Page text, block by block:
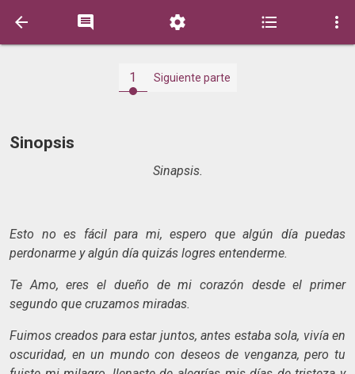
    
1 Siguiente parte
Sinopsis
Sinapsis.
Esto no es fácil para mi, espero que algún día puedas
perdonarme y algún día quizás logres entenderme.
Te Amo, eres el dueño de mi corazón desde el primer
segundo que cruzamos miradas.
Fuimos creados para estar juntos, antes estaba sola, vivía en
oscuridad, en un mundo con deseos de venganza, pero tu